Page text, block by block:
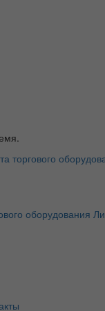
торгового
оборудования